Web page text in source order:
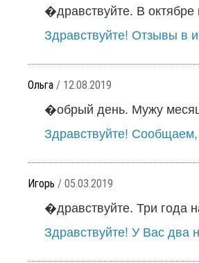
�дравствуйте. В
Здравствуйте! Отзывы в
Ольга / 12.08.2019
�обрый день. Мужу
Здравствуйте!
Игорь / 05.03.2019
�дравствуйте. Три года
Здравствуйте! У Вас два